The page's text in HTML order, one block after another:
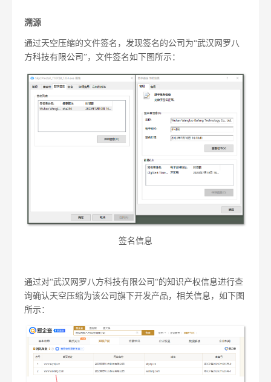
溯源
通过天空压缩的文件签名，发现签名的公司为“武汉网罗八
方科技有限公司”，文件签名如下图所示：
签名信息
通过对“武汉网罗八方科技有限公司“的知识产权信息进行查
询确认天空压缩为该公司旗下开发产品，相关信息，如下图
所示：